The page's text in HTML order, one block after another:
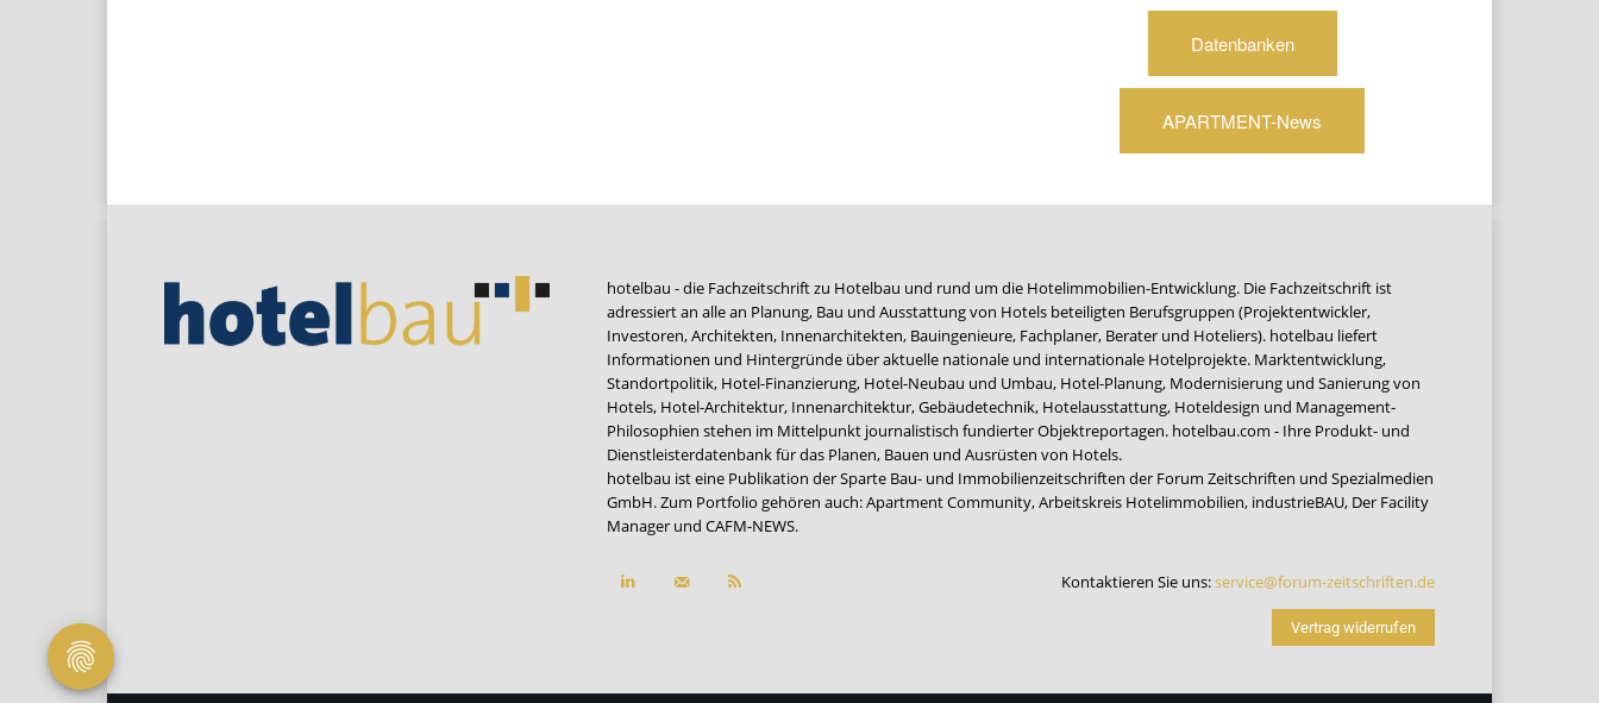
Datenbanken
APARTMENT-News
hotelbau - die Fachzeitschrift zu Hotelbau und rund um die Hotelimmobilien-Entwicklung. Die Fachzeitschrift ist
adressiert an alle an Planung, Bau und Ausstattung von Hotels beteiligten Berufsgruppen (Projektentwickler,
Investoren, Architekten, Innenarchitekten, Bauingenieure, Fachplaner, Berater und Hoteliers). hotelbau liefert
Informationen und Hintergründe über aktuelle nationale und internationale Hotelprojekte. Marktentwicklung,
Standortpolitik, Hotel-Finanzierung, Hotel-Neubau und Umbau, Hotel-Planung, Modernisierung und Sanierung von
Hotels, Hotel-Architektur, Innenarchitektur, Gebäudetechnik, Hotelausstattung, Hoteldesign und Management-
Philosophien stehen im Mittelpunkt journalistisch fundierter Objektreportagen. hotelbau.com - Ihre Produkt- und
Dienstleisterdatenbank für das Planen, Bauen und Ausrüsten von Hotels.
hotelbau ist eine Publikation der Sparte Bau- und Immobilienzeitschriften der Forum Zeitschriften und Spezialmedien
GmbH. Zum Portfolio gehören auch:Apartment Community,Arbeitskreis Hotelimmobilien, industrieBAU, Der Facility
Manager und CAFM-NEWS.
Kontaktieren Sie uns:service@forum-zeitschriften.de
Vertrag widerrufen